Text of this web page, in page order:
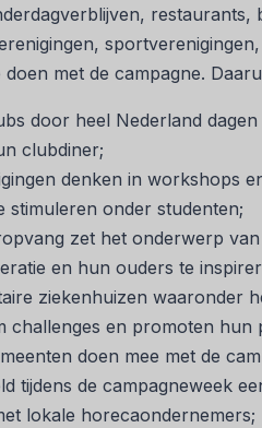
met de campagne.
door heel Nederland
clubdiner;
denken in workshops
stimuleren onder studenten;
zet het onderwerp
en hun ouders te
ziekenhuizen waaronder
challenges en promoten hun
doen mee met de
tijdens de campagneweek
lokale horecaondernemers;